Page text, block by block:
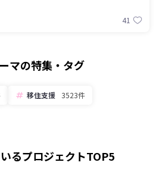
41
マの特集・タグ
移住支援 3523件
るプロジェクトTOP5